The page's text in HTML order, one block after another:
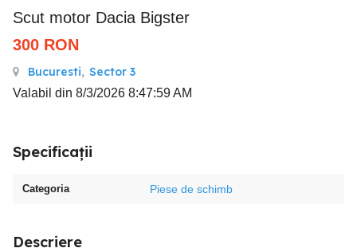
Scut motor Dacia Bigster
300 RON
Bucuresti, Sector 3
Valabil din 8/3/2026 8:47:59 AM
Specificații
Categoria Piese de schimb
Descriere